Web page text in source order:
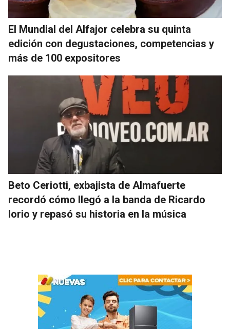
El Mundial del Alfajor celebra su quinta
edición con degustaciones, competencias y
más de 100 expositores
Beto Ceriotti, exbajista de Almafuerte
recordó cómo llegó a la banda de Ricardo
Iorio y repasó su historia en la música